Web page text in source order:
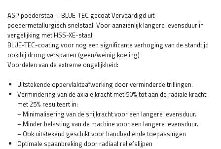
ASP poederstaal + BLUE-TEC gecoat Vervaardigd uit
poedermetallurgisch snelstaal. Voor aanzienlijk langere levensduur in
vergelijking met HSS-XE-staal.
BLUE-TEC-coating voor nog een significante verhoging van de standtijd
ook bij droog verspanen (geen/weinig koeling)
Voordelen van de extreme ongelijkheid:
Uitstekende oppervlakteafwerking door verminderde trillingen.
Vermindering van de axiale kracht met 50% tot aan de radiale kracht
met 25% resulteert in:
– Minimalisering van de snijkracht voor een langere levensduur.
– Minder belasting van de machine voor een langere levensduur.
– Ook uitstekend geschikt voor handbediende toepassingen
Optimale spaanbreking door radiaal reliëfslijpen